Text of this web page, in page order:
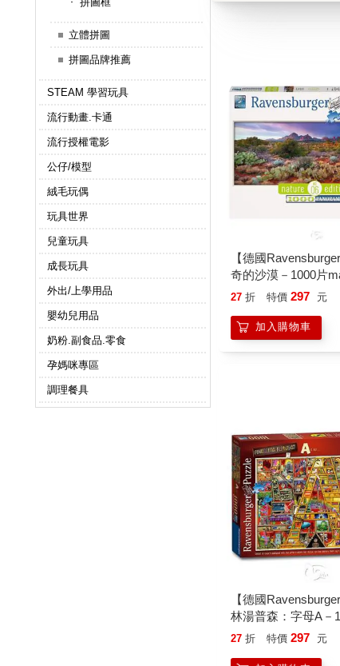
立體拼圖
拼圖品牌推薦
STEAM 學習玩具
流行動畫.卡通
流行授權電影
公仔/模型
絨毛玩偶
玩具世界
兒童玩具
成長玩具
外出/上學用品
嬰幼兒用品
奶粉.副食品.零食
孕媽咪專區
調理餐具
【德國
奇的沙漠－1000片
desert
27 折 特價 297 元
加入購物車
【德國
林湯普森：字母A－
Avesome Alphabet"A"
27 折 特價 297 元